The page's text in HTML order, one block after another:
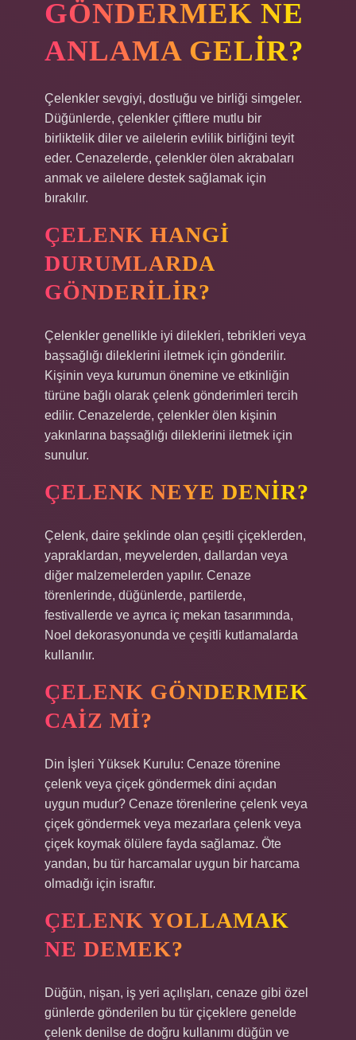
GÖNDERMEK NE
ANLAMA GELIR?
Çelenkler sevgiyi, dostluğu ve birliği simgeler.
Düğünlerde, çelenkler çiftlere mutlu bir
birliktelik diler ve ailelerin evlilik birliğini teyit
eder. Cenazelerde, çelenkler ölen akrabaları
anmak ve ailelere destek sağlamak için
bırakılır.
ÇELENK HANGI
DURUMLARDA
GÖNDERILIR?
Çelenkler genellikle iyi dilekleri, tebrikleri veya
başsağlığı dileklerini iletmek için gönderilir.
Kişinin veya kurumun önemine ve etkinliğin
türüne bağlı olarak çelenk gönderimleri tercih
edilir. Cenazelerde, çelenkler ölen kişinin
yakınlarına başsağlığı dileklerini iletmek için
sunulur.
ÇELENK NEYE DENIR?
Çelenk, daire şeklinde olan çeşitli çiçeklerden,
yapraklardan, meyvelerden, dallardan veya
diğer malzemelerden yapılır. Cenaze
törenlerinde, düğünlerde, partilerde,
festivallerde ve ayrıca iç mekan tasarımında,
Noel dekorasyonunda ve çeşitli kutlamalarda
kullanılır.
ÇELENK GÖNDERMEK
CAIZ MI?
Din İşleri Yüksek Kurulu: Cenaze törenine
çelenk veya çiçek göndermek dini açıdan
uygun mudur? Cenaze törenlerine çelenk veya
çiçek göndermek veya mezarlara çelenk veya
çiçek koymak ölülere fayda sağlamaz. Öte
yandan, bu tür harcamalar uygun bir harcama
olmadığı için israftır.
ÇELENK YOLLAMAK
NE DEMEK?
Düğün, nişan, iş yeri açılışları, cenaze gibi özel
günlerde gönderilen bu tür çiçeklere genelde
çelenk denilse de doğru kullanımı düğün ve